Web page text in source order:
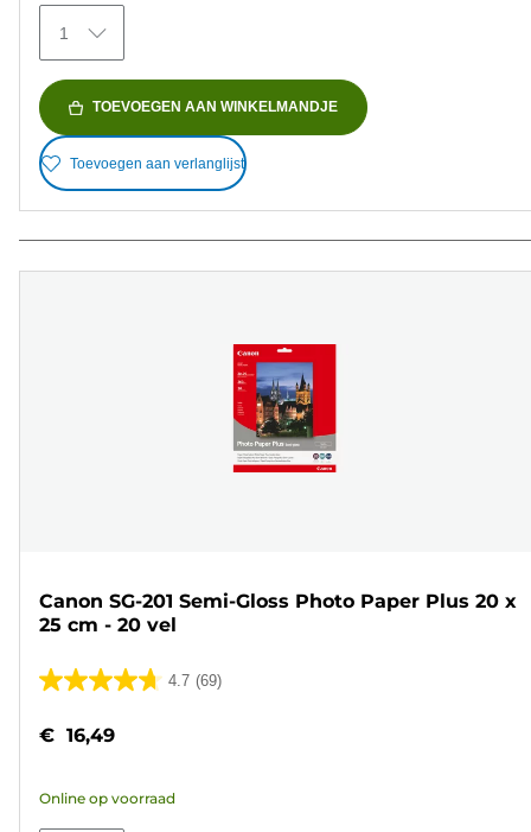
481
beoordelingen
1
TOEVOEGEN AAN WINKELMANDJE
Toevoegen aan verlanglijst
Canon SG-201 Semi-Gloss Photo Paper Plus 20 x
25 cm - 20 vel
4.7 (69)
4.7
de
sterren.
€ 16,49
Online op voorraad